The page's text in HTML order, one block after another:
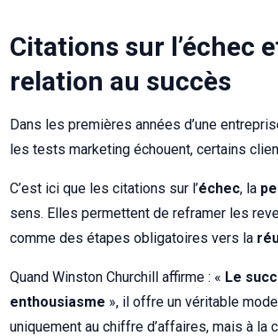
Citations sur l’échec
relation au succès
Dans les premières années d’une
les tests marketing échouent, certains
C’est ici que les citations sur l’échec, la
sens. Elles permettent de reframer les
comme des étapes obligatoires vers la
Quand Winston Churchill affirme : « Le
enthousiasme », il offre un véritable
uniquement au chiffre d’affaires, mais à la